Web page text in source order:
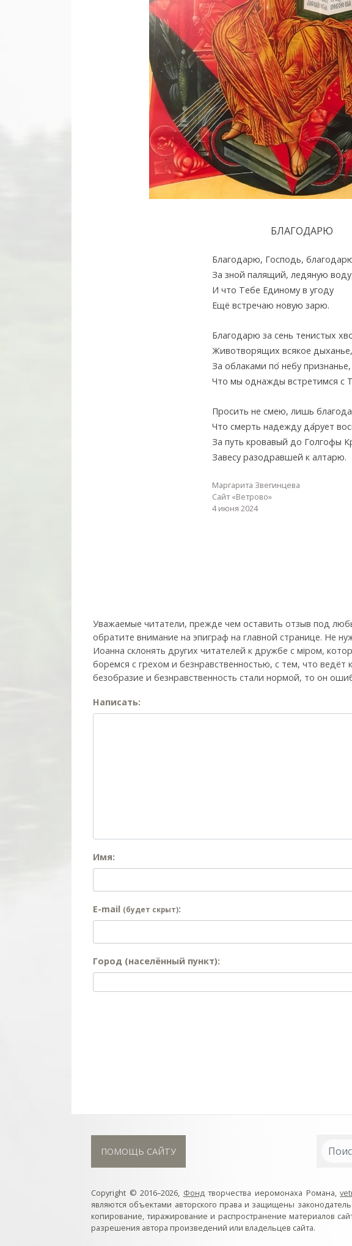
БЛАГОДАРЮ
Благодарю, Господь,
За зной палящий, ледяную
И что Тебе Единому в угоду
Ещё встречаю новую зарю.
Благодарю за сень тенистых
Животворящих всякое дыханье,
За облаками понебу признанье,
Что мы однажды встретимся с
Просить не смею, лишь
Что смерть надежду дарует
За путь кровавый до Голгофы
Завесу разодравшей к алтарю.
Маргарита Звегинцева
Сайт «Ветрово»
4 июня 2024
Уважаемые читатели, прежде чем оставить отзыв под
обратите внимание на эпиграф на главной странице. Не
Иоанна склонять других читателей к дружбе с мiром,
боремся с грехом и без­нрав­ствен­ностью, с тем, что ведёт
безобразие и безнравственность стали нормой, то он
Написать:
Имя:
E-mail (будет скрыт):
Город (населённый пункт):
ПОМОЩЬ САЙТУ
Copyright © 2016–2026, Фондтворчества иеромонаха Романа,
являются объектами авторского права и защищены
копирование, тиражирование и распространение материалов
разрешения автора произведений или владельцев сайта.